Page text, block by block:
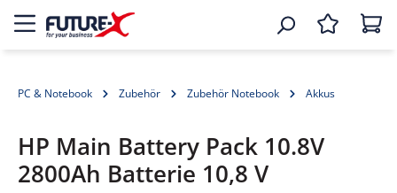
PC & Notebook Zubehör Zubehör Notebook Akkus
HP Main Battery Pack 10.8V
2800Ah Batterie 10,8 V